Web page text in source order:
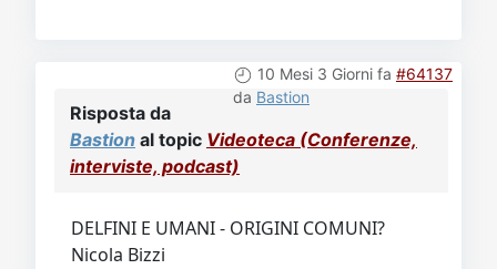
10 Mesi 3 Giorni fa #64137
da Bastion
Risposta da
Bastion al topic Videoteca (Conferenze,
interviste, podcast)
DELFINI E UMANI - ORIGINI COMUNI?
Nicola Bizzi